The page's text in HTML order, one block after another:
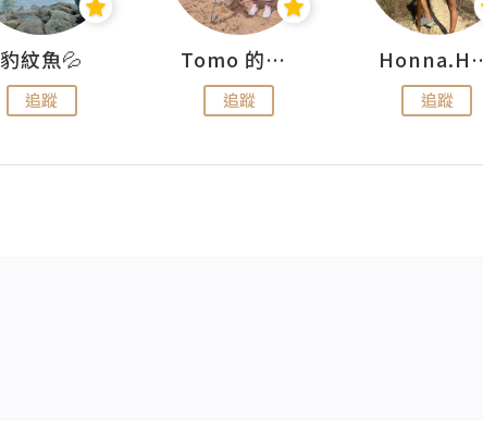
豹紋魚💦
追蹤
Tomo 的快樂宇宙
追蹤 追蹤